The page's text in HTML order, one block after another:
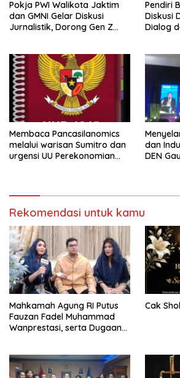
Pokja PWI Walikota Jaktim
dan GMNI Gelar Diskusi
Jurnalistik, Dorong Gen Z
Pendiri
Diskusi
Dialog
Membaca Pancasilanomics
melalui warisan Sumitro dan
urgensi UU Perekonomian
dan
DEN
Rekomendasi untuk kamu
Mahkamah Agung RI Putus
Fauzan Fadel Muhammad
Wanprestasi, serta Dugaan
Cak